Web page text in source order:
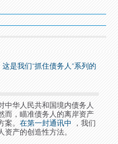
是我们“抓住债务人”系列的
中华人民共和国境内债务人
而，瞄准债务人的离岸资产
。 在第一封通讯中
，我们
资产的创造性方法。